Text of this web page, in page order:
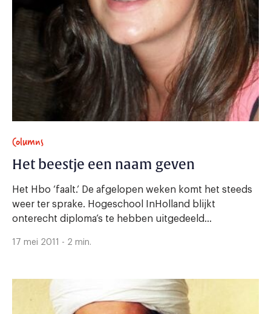
Columns
Het beestje een naam geven
Het Hbo ‘faalt.’ De afgelopen weken komt het steeds
weer ter sprake. Hogeschool InHolland blijkt
onterecht diploma’s te hebben uitgedeeld...
17 mei 2011 - 2 min.